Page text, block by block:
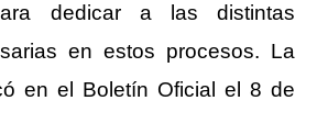
dedicar a las distintas
en estos procesos. La
en el Boletín Oficial el 8 de